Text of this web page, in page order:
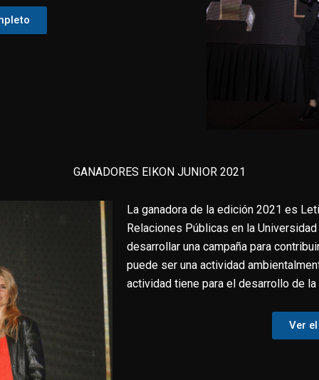
GANADORES EIKON JUNIOR 2021
La ganadora de la edición 2021 es
Relaciones Públicas en la
desarrollar una campaña para
puede ser una actividad
actividad tiene para el desarrollo de la
Ver